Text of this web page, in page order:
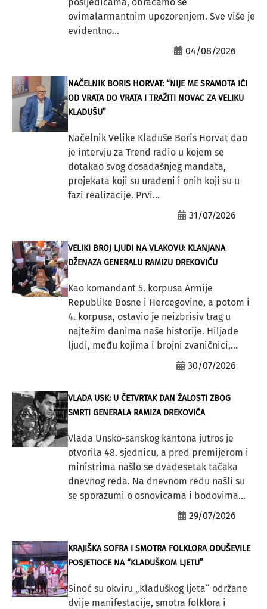
ovimalarmantnim upozorenjem. Sve više je
evidentno...
04/08/2026
NAČELNIK BORIS HORVAT: “NIJE ME SRAMOTA IĆI
OD VRATA DO VRATA I TRAŽITI NOVAC ZA VELIKU
KLADUŠU”
Načelnik Velike Kladuše Boris Horvat dao
je intervju za Trend radio u kojem se
dotakao svog dosadašnjeg mandata,
projekata koji su urađeni i onih koji su u
fazi realizacije. Prvi...
31/07/2026
VELIKI BROJ LJUDI NA VLAKOVU: KLANJANA
DŽENAZA GENERALU RAMIZU DREKOVIĆU
Kao komandant 5. korpusa Armije
Republike Bosne i Hercegovine, a potom i
4. korpusa, ostavio je neizbrisiv trag u
najtežim danima naše historije. Hiljade
ljudi, među kojima i brojni zvaničnici,...
30/07/2026
VLADA USK: U ČETVRTAK DAN ŽALOSTI ZBOG
SMRTI GENERALA RAMIZA DREKOVIĆA
Vlada Unsko-sanskog kantona jutros je
otvorila 48. sjednicu, a pred premijerom i
ministrima našlo se dvadesetak tačaka
dnevnog reda. Na dnevnom redu našli su
se sporazumi o osnovicama i bodovima...
29/07/2026
KRAJIŠKA SOFRA I SMOTRA FOLKLORA ODUŠEVILE
POSJETIOCE NA “KLADUŠKOM LJETU”
Sinoć su okviru „Kladuškog ljeta“ održane
dvije manifestacije, smotra folklora i